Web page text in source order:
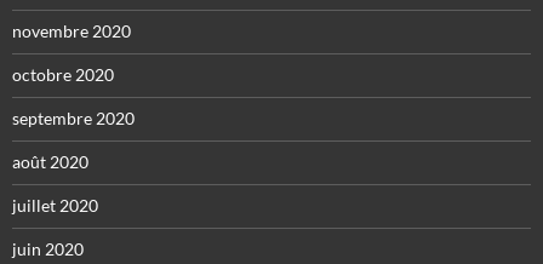
novembre 2020
octobre 2020
septembre 2020
août 2020
juillet 2020
juin 2020